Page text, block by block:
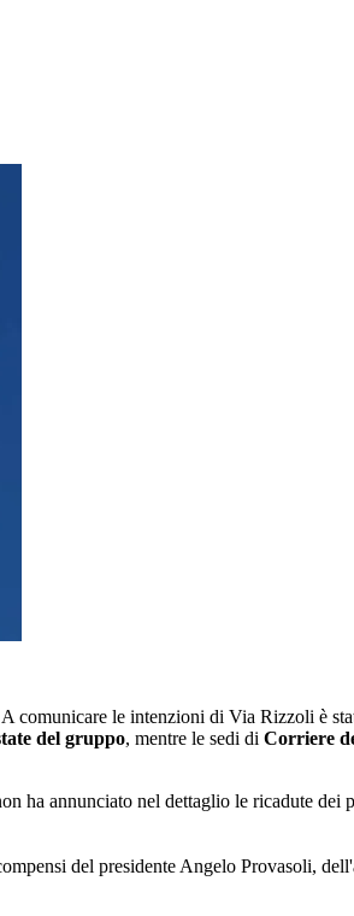
A comunicare le intenzioni di Via Rizzoli è
del gruppo, mentre le sedi di Corriere
ha annunciato nel dettaglio le ricadute
del presidente Angelo Provasoli,